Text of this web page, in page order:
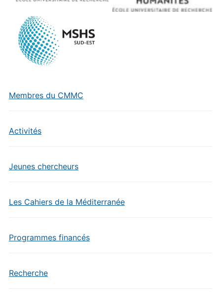
Membres du CMMC
Activités
Jeunes chercheurs
Les Cahiers de la Méditerranée
Programmes financés
Recherche